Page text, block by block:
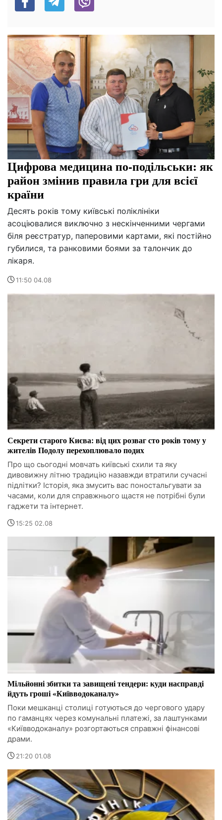
Цифрова медицина по-подільськи: як
район змінив правила гри для всієї
країни
Десять років тому київські поліклініки
асоціювалися виключно з нескінченними чергами
біля реєстратур, паперовими картами, які постійно
губилися, та ранковими боями за талончик до
лікаря.
11:50 04.08
Секрети старого Києва: від цих розваг сто років тому у
жителів Подолу перехоплювало подих
Про що сьогодні мовчать київські схили та яку
дивовижну літню традицію назавжди втратили сучасні
підлітки? Історія, яка змусить вас поностальгувати за
часами, коли для справжнього щастя не потрібні були
гаджети та інтернет.
15:25 02.08
Мільйонні збитки та завищені тендери: куди насправді
йдуть гроші «Київводоканалу»
Поки мешканці столиці готуються до чергового удару
по гаманцях через комунальні платежі, за лаштунками
«Київводоканалу» розгортаються справжні фінансові
драми.
21:20 01.08